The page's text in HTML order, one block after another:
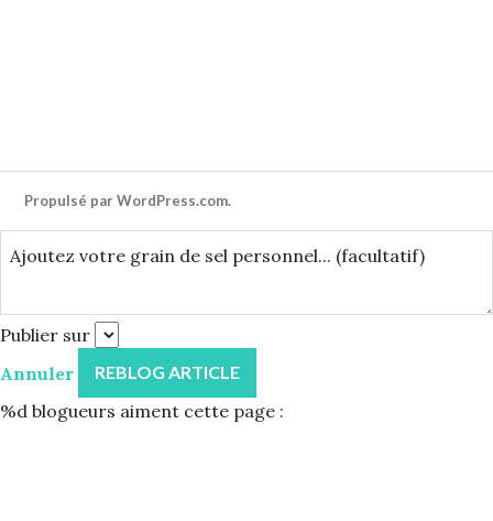
Propulsé par WordPress.com.
Publier sur
Annuler
%d blogueurs aiment cette page :